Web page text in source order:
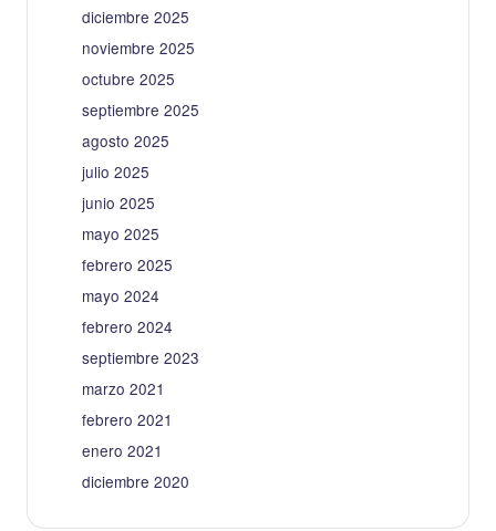
diciembre 2025
noviembre 2025
octubre 2025
septiembre 2025
agosto 2025
julio 2025
junio 2025
mayo 2025
febrero 2025
mayo 2024
febrero 2024
septiembre 2023
marzo 2021
febrero 2021
enero 2021
diciembre 2020